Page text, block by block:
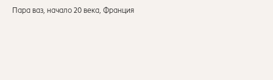
Пара ваз, начало 20 века, Франция